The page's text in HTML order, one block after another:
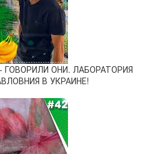
ГОВОРИЛИ ОНИ. ЛАБОРАТОРИЯ
В УКРАИНЕ!